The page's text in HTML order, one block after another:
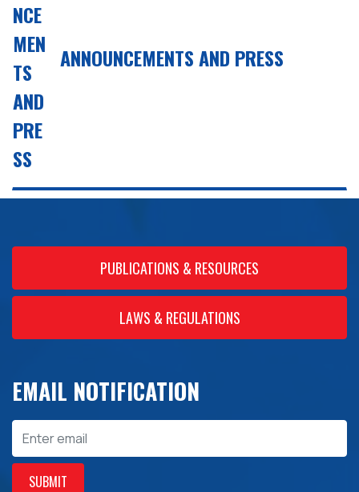
ANNOUNCEMENTS AND PRESS
PUBLICATIONS & RESOURCES
LAWS & REGULATIONS
EMAIL NOTIFICATION
SUBMIT